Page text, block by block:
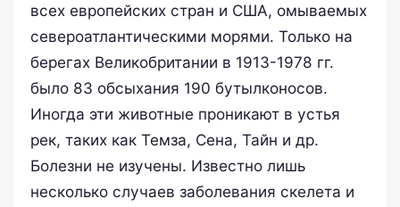
всех европейских стран и США, омываемых
североатлантическими морями. Только на
берегах Великобритании в 1913-1978 гг.
было 83 обсыхания 190 бутылконосов.
Иногда эти животные проникают в устья
рек, таких как Темза, Сена, Тайн и др.
Болезни не изучены. Известно лишь
несколько случаев заболевания скелета и